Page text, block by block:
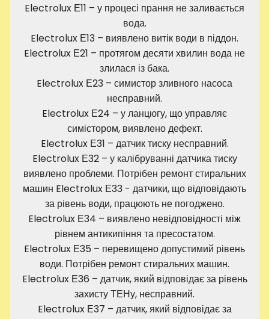
Electrolux Е11 – у процесі прання не заливається
вода.
Electrolux Е13 – виявлено витік води в піддон.
Electrolux Е21 – протягом десяти хвилин вода не
злилася із бака.
Electrolux Е23 – симистор зливного насоса
несправний.
Electrolux Е24 – у ланцюгу, що управляє
симістором, виявлено дефект.
Electrolux Е31 – датчик тиску несправний.
Electrolux Е32 – у калібруванні датчика тиску
виявлено проблеми. Потрібен ремонт стиральних
машин Electrolux Е33 - датчики, що відповідають
за рівень води, працюють не погоджено.
Electrolux Е34 – виявлено невідповідності між
рівнем антикипіння та пресостатом.
Electrolux Е35 – перевищено допустимий рівень
води. Потрібен ремонт стиральних машин.
Electrolux Е36 – датчик, який відповідає за рівень
захисту ТЕНу, несправний.
Electrolux Е37 – датчик, який відповідає за